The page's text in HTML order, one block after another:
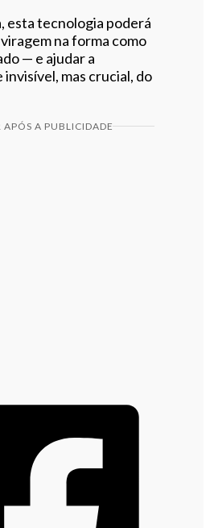
esta tecnologia poderá
na forma como
— e ajudar a
mas crucial, do
APÓS A PUBLICIDADE